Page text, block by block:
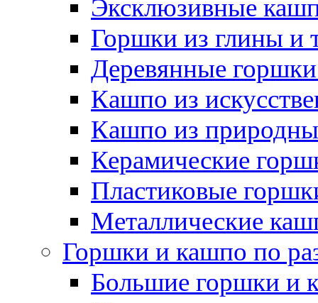
Эксклюзивные
Горшки из глины и
Деревянные
Кашпо из
Кашпо из
Керамические
Пластиковые
Металлические
Горшки и кашпо по
Большие горшки и